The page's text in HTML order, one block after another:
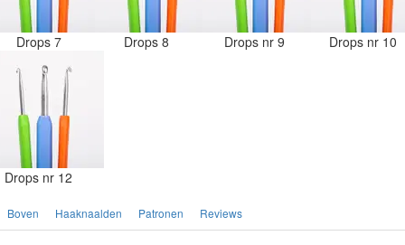
Drops 7 Drops 8 Drops nr 9 Drops nr 10
Drops nr 12
Boven Haaknaalden Patronen Reviews